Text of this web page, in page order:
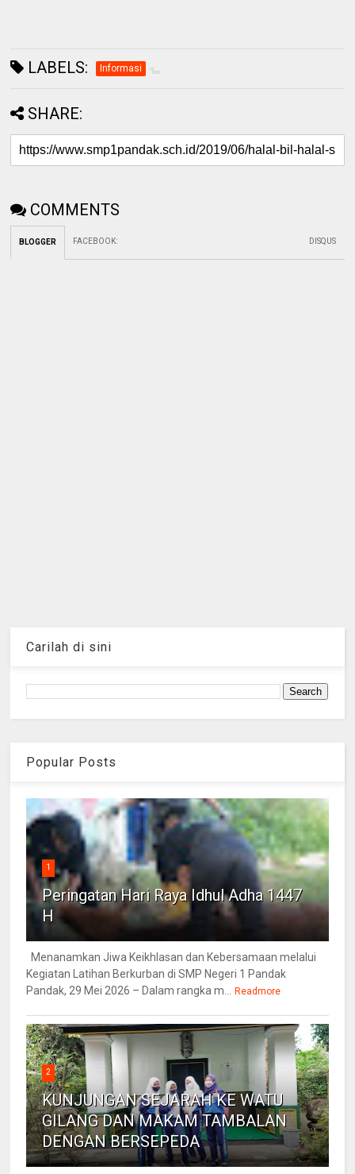
LABELS: Informasi
SHARE:
COMMENTS
BLOGGER FACEBOOK: DISQUS
Carilah di sini
Popular Posts
1
Peringatan Hari Raya Idhul Adha 1447
H
Menanamkan Jiwa Keikhlasan dan Kebersamaan melalui
Kegiatan Latihan Berkurban di SMP Negeri 1 Pandak
Pandak, 29 Mei 2026 – Dalam rangka m...
Readmore
2
KUNJUNGAN SEJARAH KE WATU
GILANG DAN MAKAM TAMBALAN
DENGAN BERSEPEDA